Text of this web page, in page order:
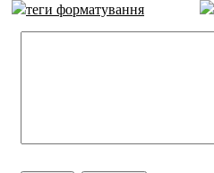
теги форматування